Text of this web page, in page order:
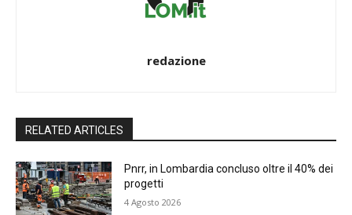
redazione
RELATED ARTICLES
Pnrr, in Lombardia concluso oltre il 40% dei
progetti
4 Agosto 2026